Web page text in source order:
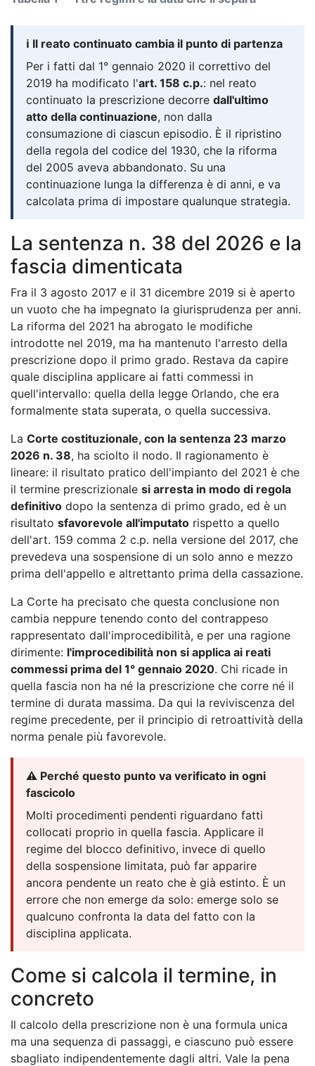
ℹ️ Il reato continuato cambia il punto di partenza
Per i fatti dal 1° gennaio 2020 il correttivo del
2019 ha modificato l'art. 158 c.p.: nel reato
continuato la prescrizione decorre dall'ultimo
atto della continuazione, non dalla
consumazione di ciascun episodio. È il ripristino
della regola del codice del 1930, che la riforma
del 2005 aveva abbandonato. Su una
continuazione lunga la differenza è di anni, e va
calcolata prima di impostare qualunque strategia.
La sentenza n. 38 del 2026 e la
fascia dimenticata
Fra il 3 agosto 2017 e il 31 dicembre 2019 si è aperto
un vuoto che ha impegnato la giurisprudenza per anni.
La riforma del 2021 ha abrogato le modifiche
introdotte nel 2019, ma ha mantenuto l'arresto della
prescrizione dopo il primo grado. Restava da capire
quale disciplina applicare ai fatti commessi in
quell'intervallo: quella della legge Orlando, che era
formalmente stata superata, o quella successiva.
La Corte costituzionale, con la sentenza 23 marzo
2026 n. 38, ha sciolto il nodo. Il ragionamento è
lineare: il risultato pratico dell'impianto del 2021 è che
il termine prescrizionale si arresta in modo di regola
definitivo dopo la sentenza di primo grado, ed è un
risultato sfavorevole all'imputato rispetto a quello
dell'art. 159 comma 2 c.p. nella versione del 2017, che
prevedeva una sospensione di un solo anno e mezzo
prima dell'appello e altrettanto prima della cassazione.
La Corte ha precisato che questa conclusione non
cambia neppure tenendo conto del contrappeso
rappresentato dall'improcedibilità, e per una ragione
dirimente: l'improcedibilità non si applica ai reati
commessi prima del 1° gennaio 2020. Chi ricade in
quella fascia non ha né la prescrizione che corre né il
termine di durata massima. Da qui la reviviscenza del
regime precedente, per il principio di retroattività della
norma penale più favorevole.
⚠️ Perché questo punto va verificato in ogni
fascicolo
Molti procedimenti pendenti riguardano fatti
collocati proprio in quella fascia. Applicare il
regime del blocco definitivo, invece di quello
della sospensione limitata, può far apparire
ancora pendente un reato che è già estinto. È un
errore che non emerge da solo: emerge solo se
qualcuno confronta la data del fatto con la
disciplina applicata.
Come si calcola il termine, in
concreto
Il calcolo della prescrizione non è una formula unica
ma una sequenza di passaggi, e ciascuno può essere
sbagliato indipendentemente dagli altri. Vale la pena